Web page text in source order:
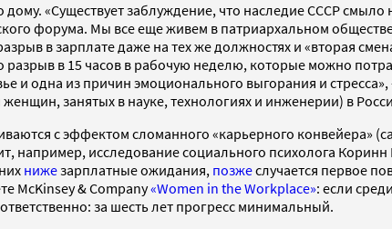
«Существует заблуждение, что наследие СССР смыло
форума. Мы все еще живем в патриархальном
в зарплате даже на тех же должностях и «вторая
в 15 часов в рабочую неделю, которые можно
и одна из причин эмоционального выгорания и
занятых в науке, технологиях и инженерии) в
с эффектом сломанного «карьерного конвейера»
исследование социального психолога
нижезарплатные ожидания, позжеслучается первое
McKinsey & Company«Women in the Workplace»: если
за шесть лет прогресс минимальный.